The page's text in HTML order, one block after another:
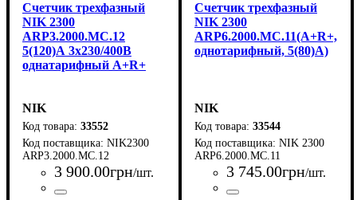
Счетчик трехфазный
NIK 2300
ARP3.2000.MС.12
5(120)А 3х230/400В
однатарифный A+R+
NIK
33552
NIK2300
ARP3.2000.MС.12
3 900.00грн/шт.
Счетчик трехфазный
NIK 2300
ARP6.2000.MC.11(A+R+,
однотарифный, 5(80)А)
NIK
33544
NIK 2300
ARP6.2000.MC.11
3 745.00грн/шт.